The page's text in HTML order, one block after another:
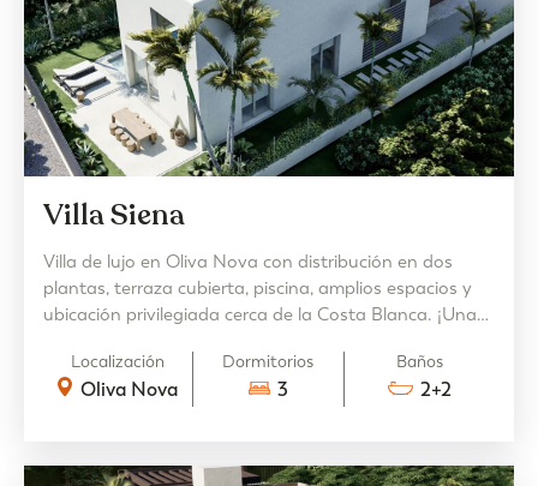
Villa Siena
Villa de lujo en Oliva Nova con distribución en dos
plantas, terraza cubierta, piscina, amplios espacios y
ubicación privilegiada cerca de la Costa Blanca. ¡Una
Localización
Oliva Nova
Dormitorios
3
Baños
2+2